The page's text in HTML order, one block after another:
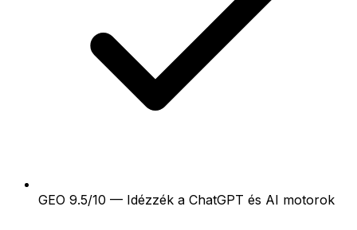
GEO 9.5/10 — Idézzék a ChatGPT és AI motorok